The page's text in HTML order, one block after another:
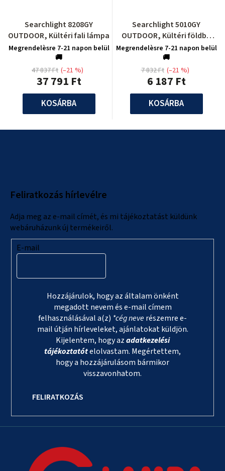
Searchlight 8208GY
OUTDOOR, Kültéri fali lámpa
Megrendelèsre 7-21 napon belül
🚚
37 791 Ft
47 837 Ft (–21 %)
KOSÁRBA
Searchlight 5010GY
OUTDOOR, Kültéri földbe
szúrható lámpa
Megrendelèsre 7-21 napon belül
🚚
6 187 Ft
7 832 Ft (–21 %)
KOSÁRBA
Feliratkozás hírlevélre
Adja meg az e-mail címét, és mi tájékoztatást küldünk
webáruházunk új termékeiről.
E-mail
Hozzájárulok, hogy az általam önként
megadott nevem és e-mail címem
felhasználásával a(z) *cég neverészemre e-
mail útján hírleveleket, ajánlatokat küldjön.
Kijelentem, hogy azadatkezelési
tájékoztatótelolvastam. Megértettem,
hogy a hozzájárulásom bármikor
visszavonhatom.
FELIRATKOZÁS